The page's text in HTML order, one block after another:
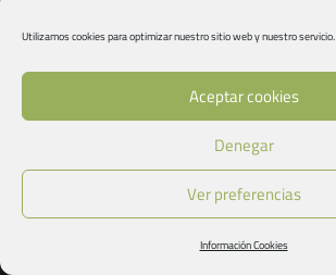
Utilizamos cookies para optimizar nuestro sitio web y nuestro servicio.
Aceptar cookies
Denegar
Ver preferencias
Información Cookies
Rituales enCiudad Real.
Gipuzkoa.
Rituales enGirona.
Granada.